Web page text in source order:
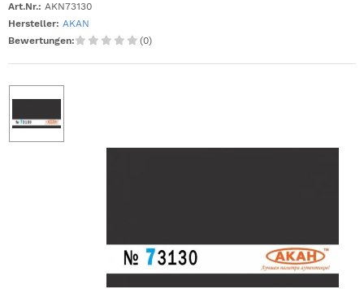
Art.Nr.: AKN73130
Hersteller: AKAN
Bewertungen:
(0)